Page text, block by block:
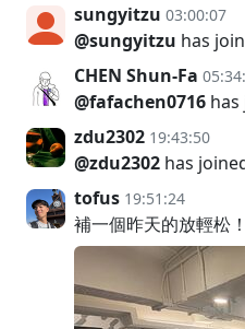
sungyitzu 03:00:07
@sungyitzu has
CHEN Shun-Fa
@fafachen0716
zdu2302 19:43:50
@zdu2302 has
tofus 19:51:24
補一個昨天的放輕松！